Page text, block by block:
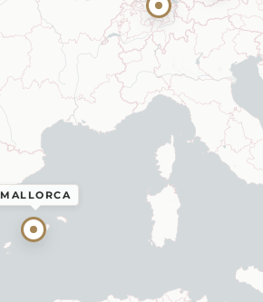
MALLORCA